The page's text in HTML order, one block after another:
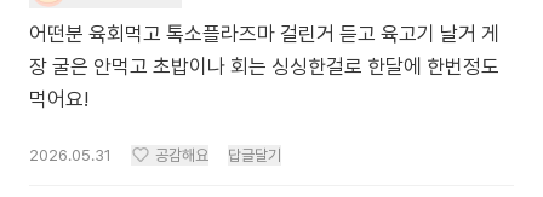
어떤분 육회먹고 톡소플라즈마 걸린거 듣고 육고기 날거 게
장 굴은 안먹고 초밥이나 회는 싱싱한걸로 한달에 한번정도
먹어요!
2026.05.31 공감해요 답글달기